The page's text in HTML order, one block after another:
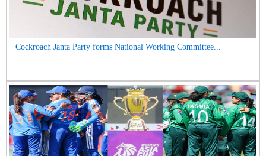
Cockroach Janta Party forms National Working Committee...